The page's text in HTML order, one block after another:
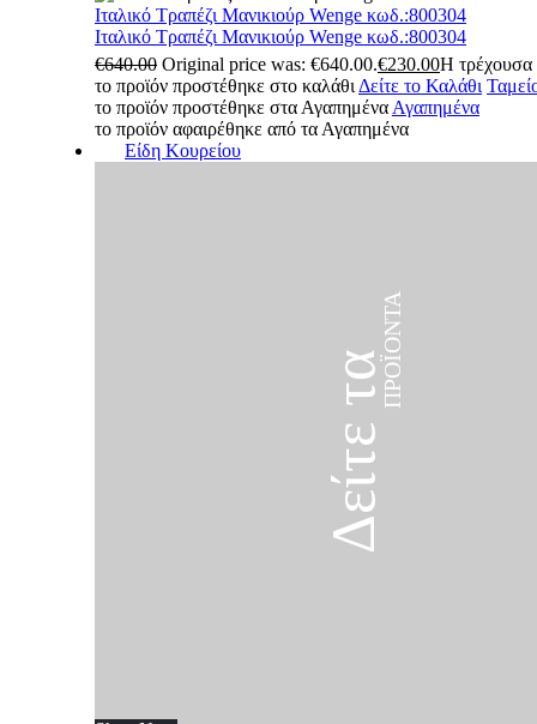
Ιταλικό Τραπέζι Μανικιούρ Wenge κωδ.:800304
Ιταλικό Τραπέζι Μανικιούρ Wenge κωδ.:800304
€640.00 Original price was: €640.00.€230.00Η τρέχουσα
το προϊόν προστέθηκε στο καλάθι Δείτε το Καλάθι
το προϊόν προστέθηκε στα Αγαπημένα Αγαπημένα
το προϊόν αφαιρέθηκε από τα Αγαπημένα
Είδη Κουρείου
Δείτε ταΠΡΟΪΌΝΤΑ